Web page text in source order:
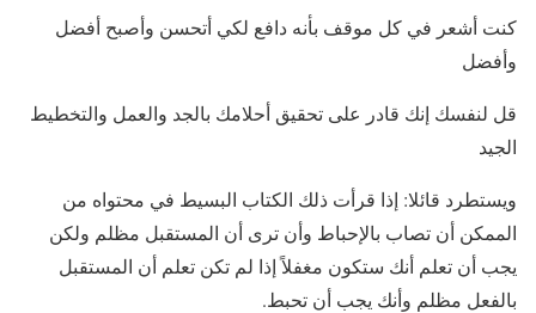
كنت أشعر في كل موقف بأنه دافع لكي أتحسن وأصبح أفضل
وأفضل
قل لنفسك إنك قادر على تحقيق أحلامك بالجد والعمل والتخطيط
الجيد
ويستطرد قائلا: إذا قرأت ذلك الكتاب البسيط في محتواه من
الممكن أن تصاب بالإحباط وأن ترى أن المستقبل مظلم ولكن
يجب أن تعلم أنك ستكون مغفلاً إذا لم تكن تعلم أن المستقبل
بالفعل مظلم وأنك يجب أن تحبط.